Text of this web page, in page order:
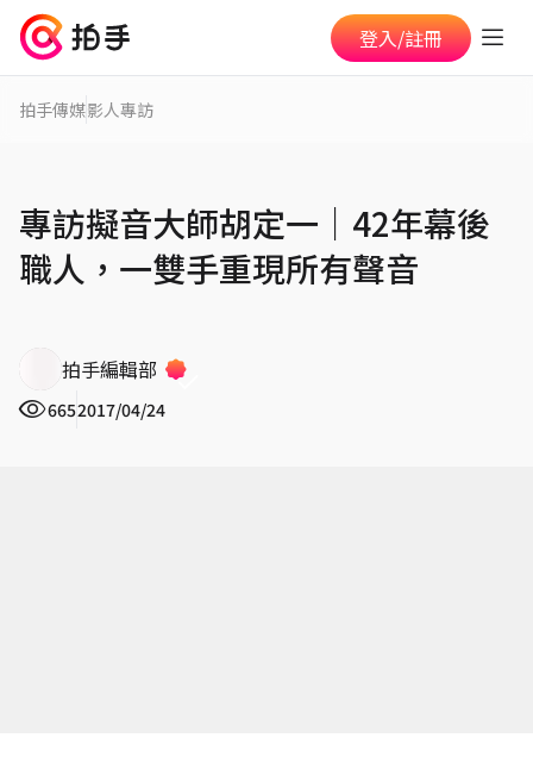
登入/註冊
拍手傳媒影人專訪
專訪擬音大師胡定一│42年幕後
職人，一雙手重現所有聲音
拍手編輯部
6652017/04/24